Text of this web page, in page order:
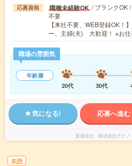
応募資格 職種未経験OK / ブランクOK
不要
【来社不要、WEB登録OK！
ー、主婦(夫) 大歓迎！ ※お
職場の雰囲気
年齢層
20代
30代
気になる! 応募へ進む
派遣会社 株式会社テクノ
未読